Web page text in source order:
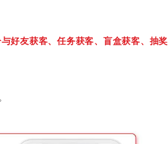
好友获客、任务获客、盲盒获客、抽奖